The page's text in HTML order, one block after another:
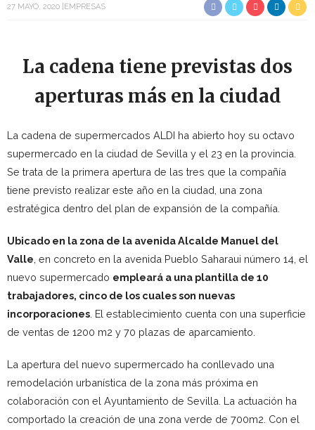
27 MAYO, 2020 EMPRESAS
La cadena tiene previstas dos
aperturas más en la ciudad
La cadena de supermercados ALDI ha abierto hoy su octavo
supermercado en la ciudad de Sevilla y el 23 en la provincia.
Se trata de la primera apertura de las tres que la compañía
tiene previsto realizar este año en la ciudad, una zona
estratégica dentro del plan de expansión de la compañía.
Ubicado en la zona de la avenida Alcalde Manuel del
Valle , en concreto en la avenida Pueblo Saharaui número 14, el
nuevo supermercado empleará a una plantilla de 10
trabajadores, cinco de los cuales son nuevas
incorporaciones . El establecimiento cuenta con una superficie
de ventas de 1200 m2 y 70 plazas de aparcamiento.
La apertura del nuevo supermercado ha conllevado una
remodelación urbanística de la zona más próxima en
colaboración con el Ayuntamiento de Sevilla. La actuación ha
comportado la creación de una zona verde de 700m2. Con el